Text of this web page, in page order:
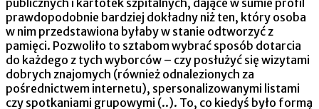
publicznych i kartotek szpitalnych, dające w sumie profil
prawdopodobnie bardziej dokładny niż ten, który osoba
w nim przedstawiona byłaby w stanie odtworzyć z
pamięci. Pozwoliło to sztabom wybrać sposób dotarcia
do każdego z tych wyborców – czy posłużyć się wizytami
dobrych znajomych (również odnalezionych za
pośrednictwem internetu), spersonalizowanymi listami
czy spotkaniami grupowymi (..). To, co kiedyś było formą